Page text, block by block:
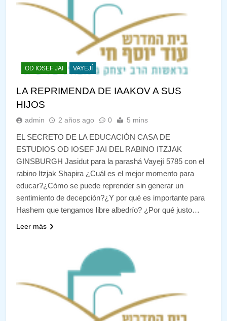
OD IOSEF JAI VAYEJÍ
LA REPRIMENDA DE IAAKOV A SUS
HIJOS
admin 2 años ago 0 5 mins
EL SECRETO DE LA EDUCACIÓN CASA DE
ESTUDIOS OD IOSEF JAI DEL RABINO ITZJAK
GINSBURGH Jasidut para la parashá Vayejí 5785 con el
rabino Itzjak Shapira ¿Cuál es el mejor momento para
educar?¿Cómo se puede reprender sin generar un
sentimiento de decepción?¿Y por qué es importante para
Hashem que tengamos libre albedrío? ¿Por qué justo…
Leer más